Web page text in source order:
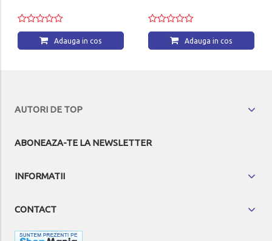
Adauga in cos Adauga in cos
AUTORI DE TOP
ABONEAZA-TE LA NEWSLETTER
INFORMATII
CONTACT